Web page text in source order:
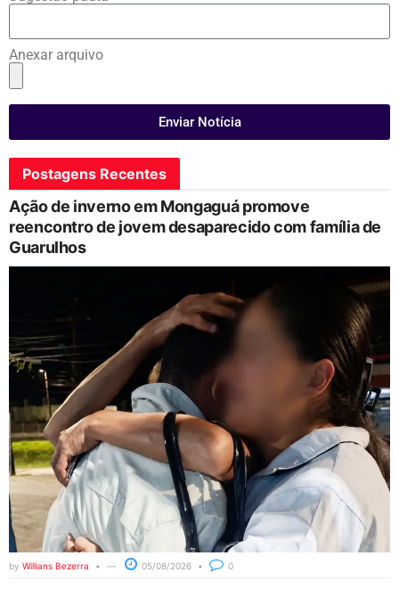
Anexar arquivo
Enviar Notícia
Postagens Recentes
Ação de inverno em Mongaguá promove
reencontro de jovem desaparecido com família de
Guarulhos
by Willians Bezerra 05/08/2026 0